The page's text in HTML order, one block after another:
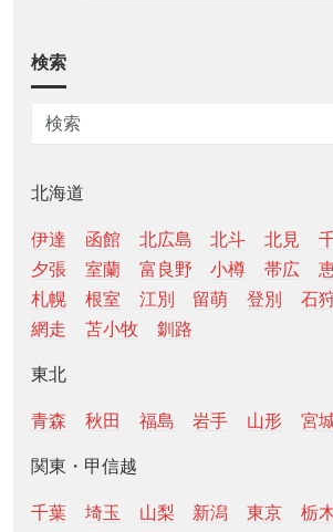
検索
北海道
伊達 函館 北広島 北斗 北見
夕張
室蘭 富良野 小樽 帯広
札幌
根室 江別 留萌 登別 石
網走
苫小牧 釧路
東北
青森 秋田 福島 岩手 山形 宮
関東・甲信越
千葉 埼玉 山梨 新潟 東京 栃